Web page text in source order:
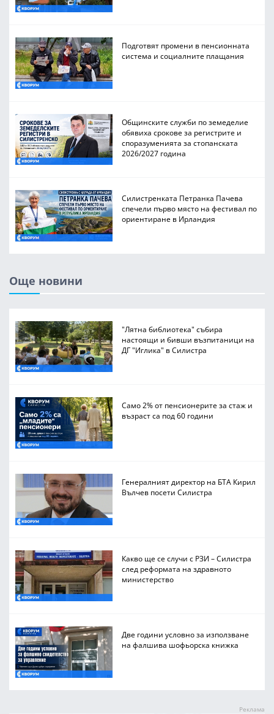
Подготвят промени в пенсионната
система и социалните плащания
Общинските служби по земеделие
обявиха срокове за регистрите и
споразуменията за стопанската
2026/2027 година
Силистренката Петранка Пачева
спечели първо място на фестивал по
ориентиране в Ирландия
Още новини
"Лятна библиотека" събира
настоящи и бивши възпитаници на
ДГ "Иглика" в Силистра
Само 2% от пенсионерите за стаж и
възраст са под 60 години
Генералният директор на БТА Кирил
Вълчев посети Силистра
Какво ще се случи с РЗИ – Силистра
след реформата на здравното
министерство
Две години условно за използване
на фалшива шофьорска книжка